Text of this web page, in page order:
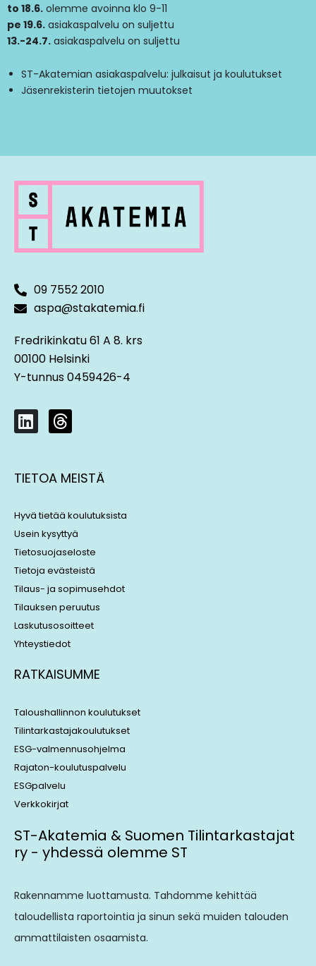
to 18.6. olemme avoinna klo 9-11
pe 19.6. asiakaspalvelu on suljettu
13.-24.7. asiakaspalvelu on suljettu
ST-Akatemian asiakaspalvelu: julkaisut ja koulutukset
Jäsenrekisterin tietojen muutokset
09 7552 2010
aspa@stakatemia.fi
Fredrikinkatu 61 A 8. krs
00100 Helsinki
Y-tunnus 0459426-4
L
i
k
e
i
n
T
h
e
a
s
TIETOA MEISTÄ
Hyvä tietää koulutuksista
Usein kysyttyä
Tietosuojaseloste
Tietoja evästeistä
Tilaus- ja sopimusehdot
Tilauksen peruutus
Laskutusosoitteet
Yhteystiedot
RATKAISUMME
Taloushallinnon koulutukset
Tilintarkastajakoulutukset
ESG-valmennusohjelma
Rajaton-koulutuspalvelu
ESGpalvelu
Verkkokirjat
ST-Akatemia & Suomen Tilintarkastajat
ry - yhdessä olemme ST
Rakennamme luottamusta. Tahdomme kehittää
taloudellista raportointia ja sinun sekä muiden talouden
ammattilaisten osaamista.